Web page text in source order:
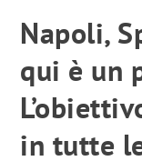
Napoli,
qui è un
in tutte